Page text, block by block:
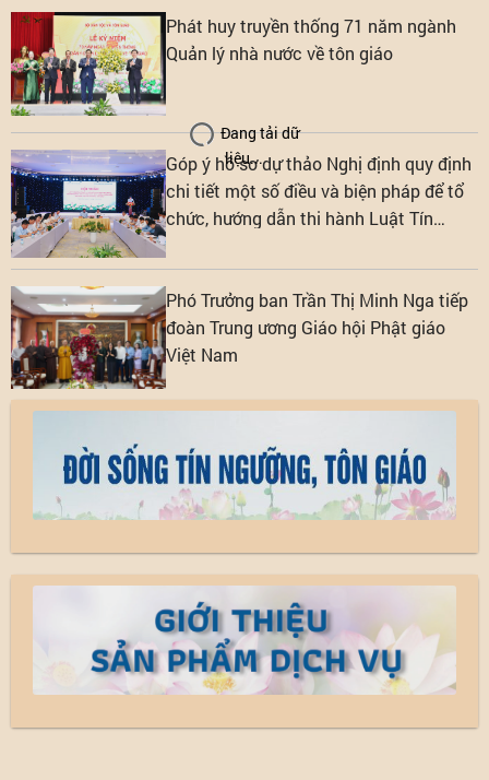
Phát huy truyền thống 71 năm ngành
Quản lý nhà nước về tôn giáo
Góp ý hồ sơ dự thảo Nghị định quy định
chi tiết một số điều và biện pháp để tổ
chức, hướng dẫn thi hành Luật Tín
Phó Trưởng ban Trần Thị Minh Nga tiếp
đoàn Trung ương Giáo hội Phật giáo
Việt Nam
Đang tải dữ
liệu...